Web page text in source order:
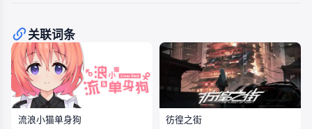
关联词条
流浪小猫单身狗 彷徨之街